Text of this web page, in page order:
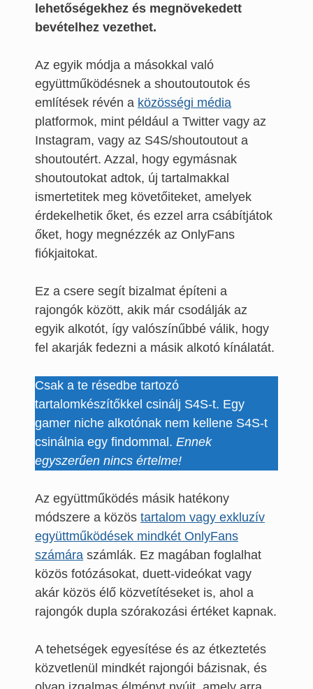
lehetőségekhez és megnövekedett
bevételhez vezethet.
Az egyik módja a másokkal való
együttműködésnek a shoutoutoutok és
említések révén a közösségi média
platformok, mint például a Twitter vagy az
Instagram, vagy az S4S/shoutoutout a
shoutoutért. Azzal, hogy egymásnak
shoutoutokat adtok, új tartalmakkal
ismertetitek meg követőiteket, amelyek
érdekelhetik őket, és ezzel arra csábítjátok
őket, hogy megnézzék az OnlyFans
fiókjaitokat.
Ez a csere segít bizalmat építeni a
rajongók között, akik már csodálják az
egyik alkotót, így valószínűbbé válik, hogy
fel akarják fedezni a másik alkotó kínálatát.
Csak a te résedbe tartozó
tartalomkészítőkkel csinálj S4S-t. Egy
gamer niche alkotónak nem kellene S4S-t
csinálnia egy findommal. Ennek
egyszerűen nincs értelme!
Az együttműködés másik hatékony
módszere a közös tartalom vagy exkluzív
együttműködések mindkét OnlyFans
számára számlák. Ez magában foglalhat
közös fotózásokat, duett-videókat vagy
akár közös élő közvetítéseket is, ahol a
rajongók dupla szórakozási értéket kapnak.
A tehetségek egyesítése és az étkeztetés
közvetlenül mindkét rajongói bázisnak, és